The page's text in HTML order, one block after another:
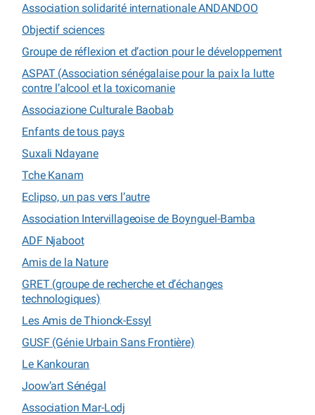
Association solidarité internationale ANDANDOO
Objectif sciences
Groupe de réflexion et d’action pour le développement
ASPAT (Association sénégalaise pour la paix la lutte
contre l’alcool et la toxicomanie
Associazione Culturale Baobab
Enfants de tous pays
Suxali Ndayane
Tche Kanam
Eclipso, un pas vers l’autre
Association Intervillageoise de Boynguel-Bamba
ADF Njaboot
Amis de la Nature
GRET (groupe de recherche et d’échanges
technologiques)
Les Amis de Thionck-Essyl
GUSF (Génie Urbain Sans Frontière)
Le Kankouran
Joow’art Sénégal
Association Mar-Lodj